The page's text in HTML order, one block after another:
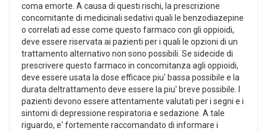
coma emorte. A causa di questi rischi, la prescrizione
concomitante di medicinali sedativi quali le benzodiazepine
o correlati ad esse come questo farmaco con gli oppioidi,
deve essere riservata ai pazienti per i quali le opzioni di un
trattamento alternativo non sono possibili. Se sidecide di
prescrivere questo farmaco in concomitanza agli oppioidi,
deve essere usata la dose efficace piu' bassa possibile e la
durata deltrattamento deve essere la piu' breve possibile. I
pazienti devono essere attentamente valutati per i segni e i
sintomi di depressione respiratoria e sedazione. A tale
riguardo, e' fortemente raccomandato di informare i